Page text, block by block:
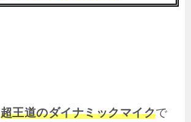
超王道のダイナミックマイクで